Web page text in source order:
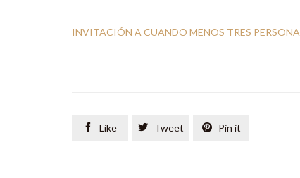
INVITACIÓN A CUANDO MENOS TRES
 Like  Tweet  Pin it